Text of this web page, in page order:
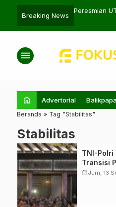
Breaking News
Pembangunan
Peresmian
menu
home Advertorial
Beranda » Tag "Stabilitas"
Stabilitas
Presiden Joko
Widodo (Jokowi)
memberikan
pengarahan
kepada pejabat
TNI dan Polri,
TNI-Polri
Transisi
calendar_monthJum, 13